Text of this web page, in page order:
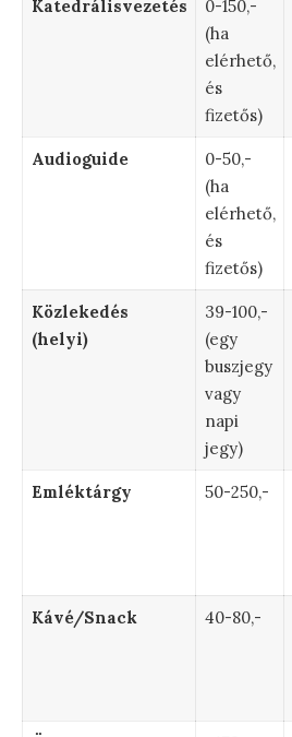
Katedrálisvezetés
0-150,-
(ha
elérhető,
és
fizetős)
Audioguide
0-50,-
(ha
elérhető,
és
fizetős)
Közlekedés
(helyi)
39-100,-
(egy
buszjegy
vagy
napi
jegy)
Emléktárgy 50-250,-
Kávé/Snack 40-80,-